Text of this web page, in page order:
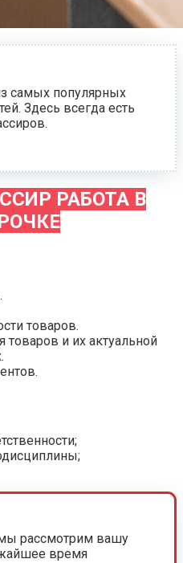
самых популярных
Здесь всегда есть
РАБОТА В
товаров.
товаров и их актуальной
рассмотрим вашу
время